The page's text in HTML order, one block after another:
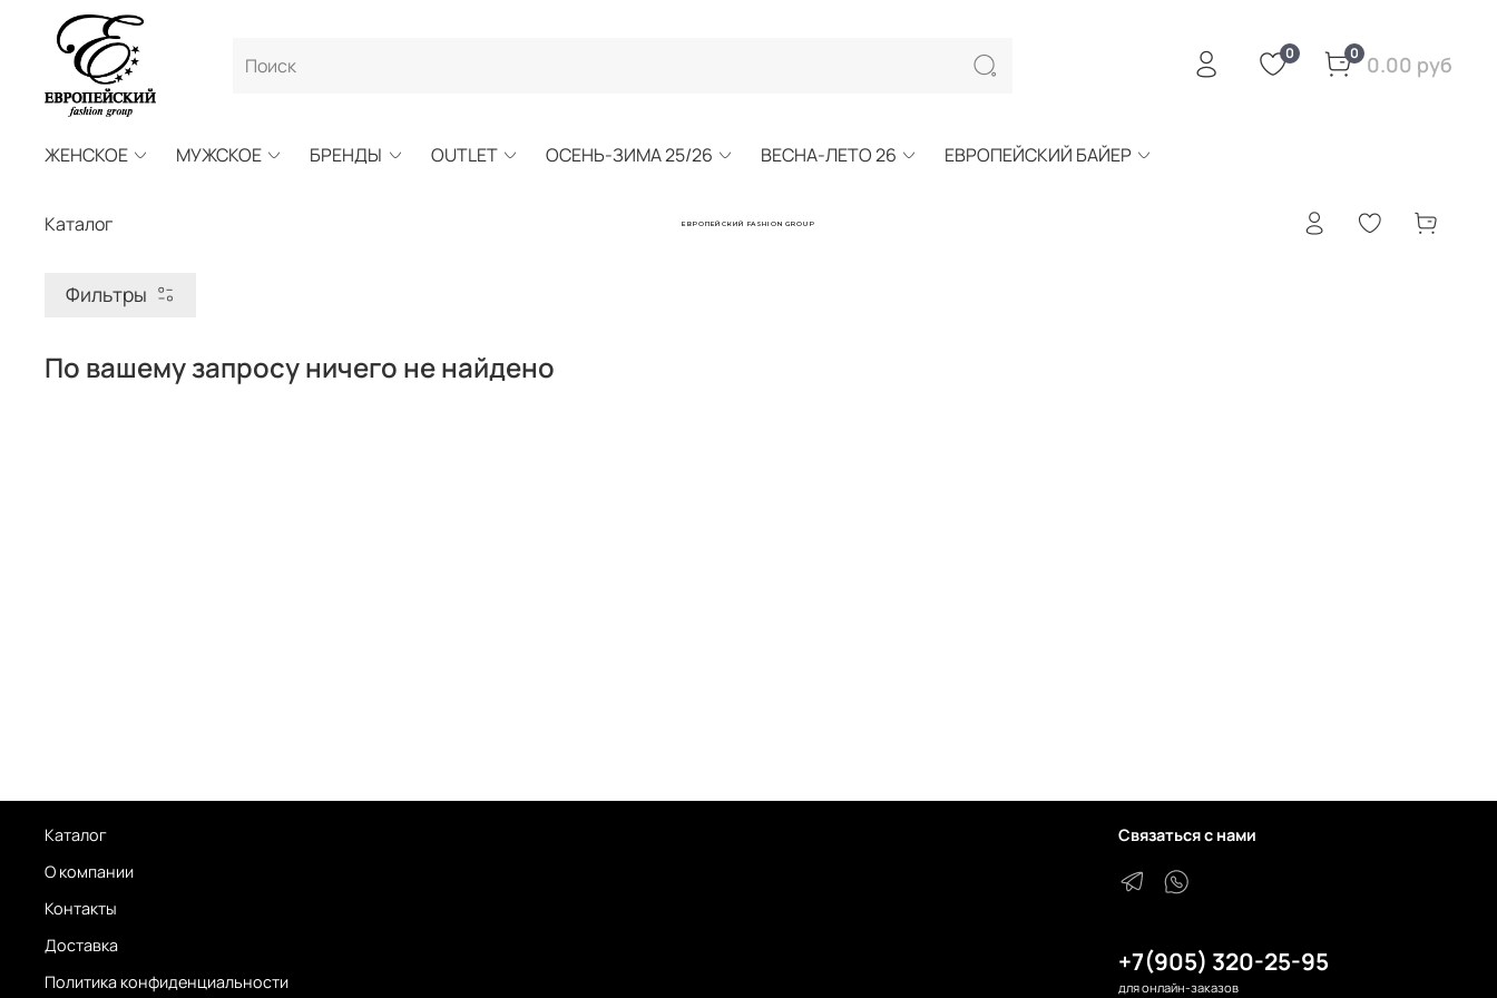
0 0 0.00 руб
ЖЕНСКОЕ МУЖСКОЕ БРЕНДЫ OUTLET ОСЕНЬ-ЗИМА 25/26 ВЕСНА-ЛЕТО 26 ЕВРОПЕЙСКИЙ БАЙЕР
ЕВРОПЕЙСКИЙ FASHION GROUP
Каталог
Фильтры
По вашему запросу ничего не найдено
Каталог
О компании
Контакты
Доставка
Политика конфиденциальности
Связаться с нами
+7(905) 320-25-95
для онлайн-заказов